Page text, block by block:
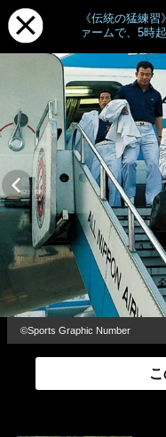
《伝統の猛練
ァームで、5時
©Sports Graphic Number